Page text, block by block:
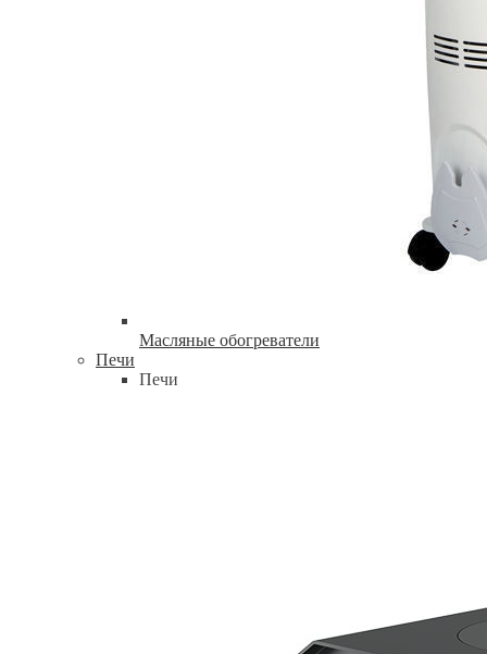
Масляные обогреватели
Печи
Печи